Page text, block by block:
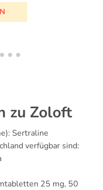
zu Zoloft
Sertraline
verfügbar sind:
25 mg, 50